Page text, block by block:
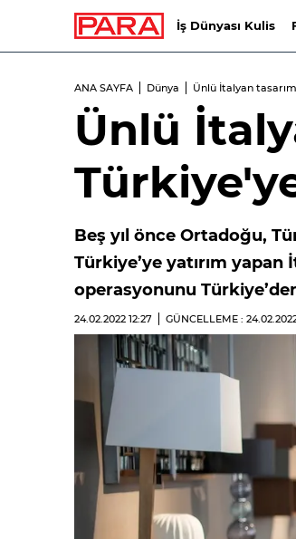
İş Dünyası Kulis
ANA SAYFA Dünya Ünlü İtalyan
Ünlü
Beş yıl önce Ortadoğu,
Türkiye’ye yatırım yapan
operasyonunu
24.02.2022 12:27 GÜNCELLEME :